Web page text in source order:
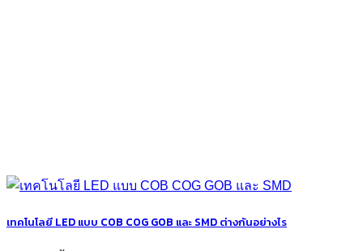
เทคโนโลยี LED แบบ COB COG GOB และ SMD ต่างกันอย่างไร